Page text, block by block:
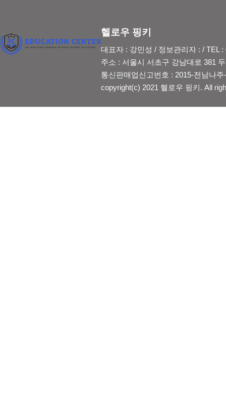
헬로우 핑키
대표자 : 강민성 / 정보관리자 : / TEL :
주소 : 서울시 서초구 강남대로 381
통신판매업신고번호 : 2015-전남나
copyright(c) 2021 헬로우 핑키. All